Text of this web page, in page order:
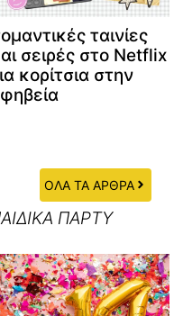
ταινίες
σειρές στο Netflix
κορίτσια στην
ΟΛΑ ΤΑ ΑΡΘΡΑ
ΠΑΡΤΥ